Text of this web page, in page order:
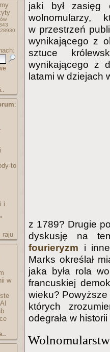
:
to
i
raju
w
jaki był zasięg
wolnomularzy,
w przestrzeń
wynikającego z
sztuce
wynikającego z
latami w dziejach
z 1789? Drugie
dyskusję na
fourieryzm i
Marks określał
jaka była rola
francuskiej
wieku?
których
odegrała w